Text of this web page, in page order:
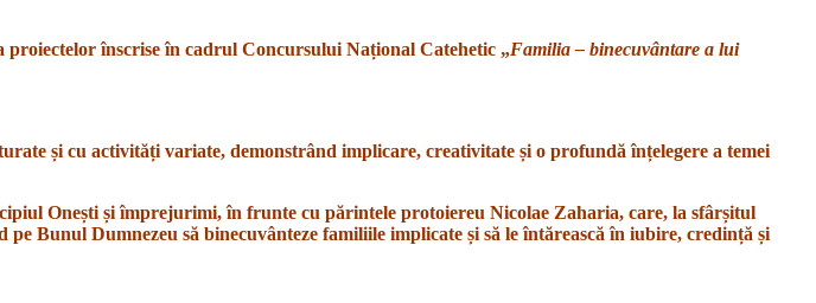
înscrise în cadrul Concursului Național Catehetic „Familia – binecuvântare a lui
și cu activități variate, demonstrând implicare, creativitate și o profundă înțelegere a temei
Onești și împrejurimi, în frunte cu părintele protoiereu Nicolae Zaharia, care, la sfârșitul
Bunul Dumnezeu să binecuvânteze familiile implicate și să le întărească în iubire, credință și